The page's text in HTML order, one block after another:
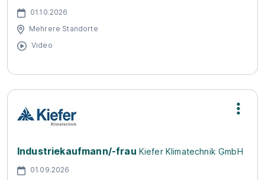
01.10.2026
Mehrere Standorte
Video
Industriekaufmann/-frau Kiefer Klimatechnik GmbH
01.09.2026